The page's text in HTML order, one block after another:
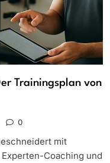
Trainingsplan von
0
mit
Coaching und